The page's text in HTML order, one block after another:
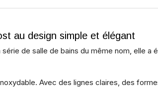
au design simple et élégant
de salle de bains du même nom, elle a
Avec des lignes claires, des